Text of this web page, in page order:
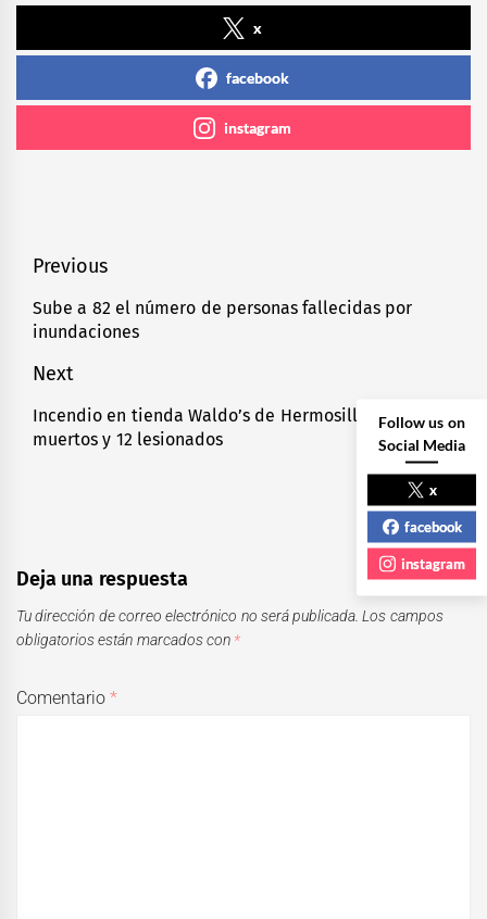
x
facebook
instagram
Navegación
de
entradas
Previous
Previous
post:
Sube a 82 el número de personas fallecidas por
inundaciones
Next
Next
post:
Incendio en tienda Waldo’s de Hermosillo deja 23
muertos y 12 lesionados
Deja una respuesta
Tu dirección de correo electrónico no será publicada. Los campos
obligatorios están marcados con *
Comentario*
Follow us on
Social Media
x
facebook
instagram